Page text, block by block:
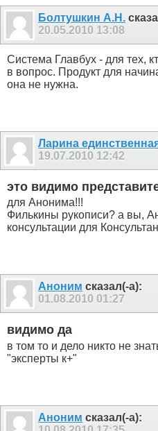
Болтушкин А.Н.
20.05.2010 13:08
Система Главбух - для тех,
в вопрос. Продукт для
она не нужна.
Ларина
19.07.2010 12:42
это видимо
для Анонима!!!
Филькины рукописи? а вы,
консультации для
Аноним сказал(-а):
01.08.2010 01:27
видимо да
в том то и дело никто не
"эксперты к+"
Аноним сказал(-а):